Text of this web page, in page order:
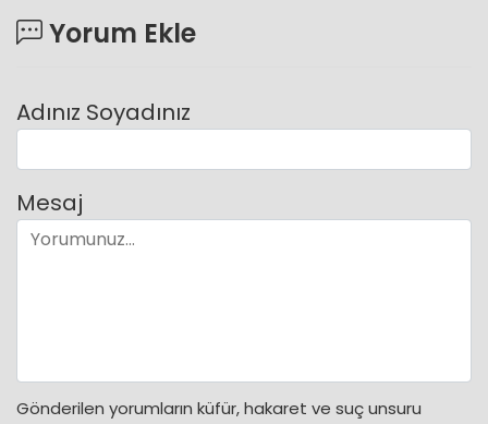
Yorum Ekle
Adınız Soyadınız
Mesaj
Gönderilen yorumların küfür, hakaret ve suç unsuru